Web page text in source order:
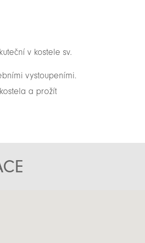
v kostele sv.
vystoupeními.
a prožít